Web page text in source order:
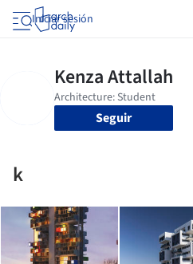
Iniciar sesión
Seguir
k